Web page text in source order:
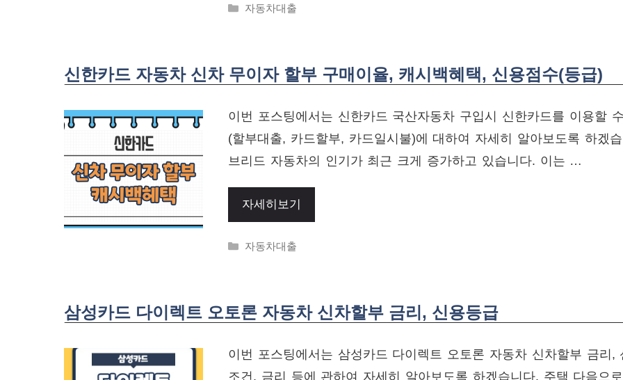
Categories
자동차대출
신한카드 자동차 신차 무이자 할부 구매이율, 캐시백혜택, 신용점수(등급)
이번 포스팅에서는 신한카드 국산자동차 구입시 신한카드를 이용할
(할부대출, 카드할부, 카드일시불)에 대하여 자세히 알아보도록 하겠
브리드 자동차의 인기가 최근 크게 증가하고 있습니다. 이는 …
자세히보기
Categories
자동차대출
삼성카드 다이렉트 오토론 자동차 신차할부 금리, 신용등급
이번 포스팅에서는 삼성카드 다이렉트 오토론 자동차 신차할부 금리,
조건, 금리 등에 관하여 자세히 알아보도록 하겠습니다. 주택 다음으